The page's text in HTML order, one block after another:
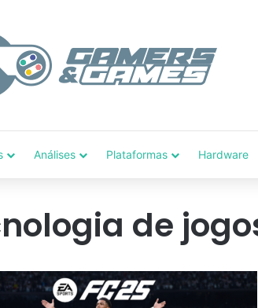
Análises Plataformas Hardware
de